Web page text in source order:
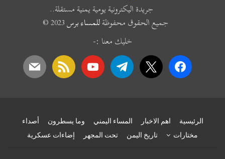
جريدة اليكترونية يومية يمنية مستقلة..
جميع الحقوق محفوظةللمساء برس
خليك معنا :-
facebook
x
telegram
youtube
rss
mail
الرئيسية اهم الاخبار المساء اليمني وما يسطرون
أصداء
مختارات
تاريخ اليمن تحت المجهر إضاءات عسكرية